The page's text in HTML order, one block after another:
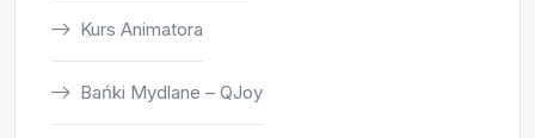
Kurs Animatora
Bańki Mydlane – QJoy